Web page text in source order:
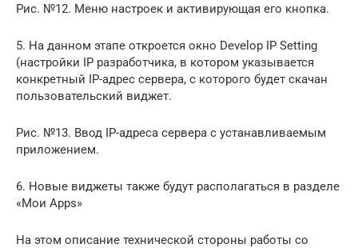
Рис. №12. Меню настроек и активирующая его кнопка.
5. На данном этапе откроется окно Develop IP Setting
(настройки IP разработчика, в котором указывается
конкретный IP-адрес сервера, с которого будет скачан
пользовательский виджет.
Рис. №13. Ввод IP-адреса сервера с устанавливаемым
приложением.
6. Новые виджеты также будут располагаться в разделе
«Мои Apps»
На этом описание технической стороны работы со